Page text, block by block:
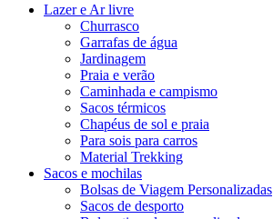
Lazer e Ar livre
Churrasco
Garrafas de água
Jardinagem
Praia e verão
Caminhada e campismo
Sacos térmicos
Chapéus de sol e praia
Para sois para carros
Material Trekking
Sacos e mochilas
Bolsas de Viagem Personalizadas
Sacos de desporto